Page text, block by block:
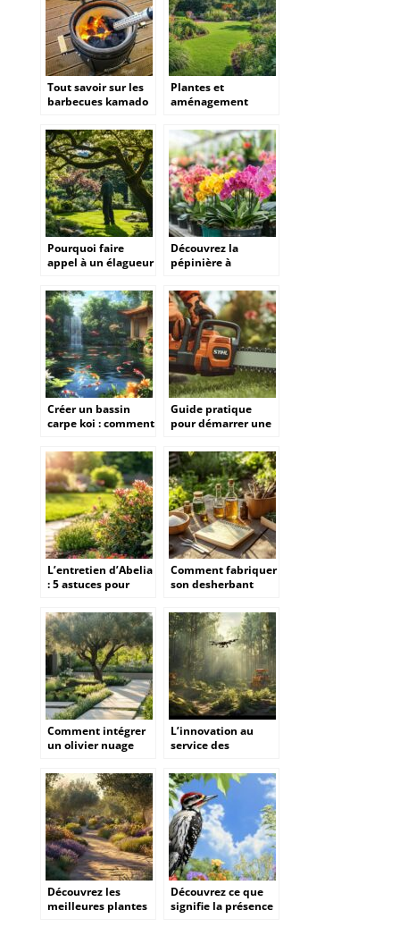
Tout savoir sur les
barbecues kamado
choisir et utiliser
votre grill
Plantes et
aménagement
pour un jardin
luxuriant
Pourquoi faire
appel à un élagueur
l’entretien de vos
arbres ?
Découvrez la
pépinière à
plantes exotiques
uniques
Créer un bassin
carpe koi : comment
température idéale
en toute saison
Guide pratique
pour démarrer une
De la préparation à
la mise en marche
L’entretien d’Abelia
: 5 astuces pour
arbuste pendant la
saison froide
Comment fabriquer
son desherbant
maison sans risque
pour vos plantes
ornementales
Comment intégrer
un olivier nuage
l’aménagement
paysager de votre
jardin
L’innovation au
service des
forestières robustes
et performantes
Découvrez les
meilleures plantes
Découvrez ce que
signifie la présence